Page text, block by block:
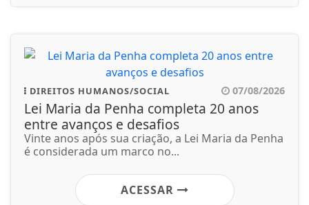
DIREITOS HUMANOS/SOCIAL 07/08/2026
Lei Maria da Penha completa 20 anos
entre avanços e desafios
Vinte anos após sua criação, a Lei Maria da Penha
é considerada um marco no...
ACESSAR